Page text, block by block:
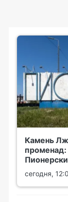
Камень
сегодня,